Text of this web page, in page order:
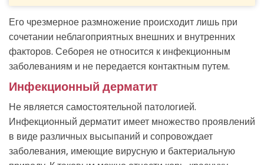
Его чрезмерное размножение происходит лишь при
сочетании неблагоприятных внешних и внутренних
факторов. Себорея не относится к инфекционным
заболеваниям и не передается контактным путем.
Инфекционный дерматит
Не является самостоятельной патологией.
Инфекционный дерматит имеет множество проявлений
в виде различных высыпаний и сопровождает
заболевания, имеющие вирусную и бактериальную